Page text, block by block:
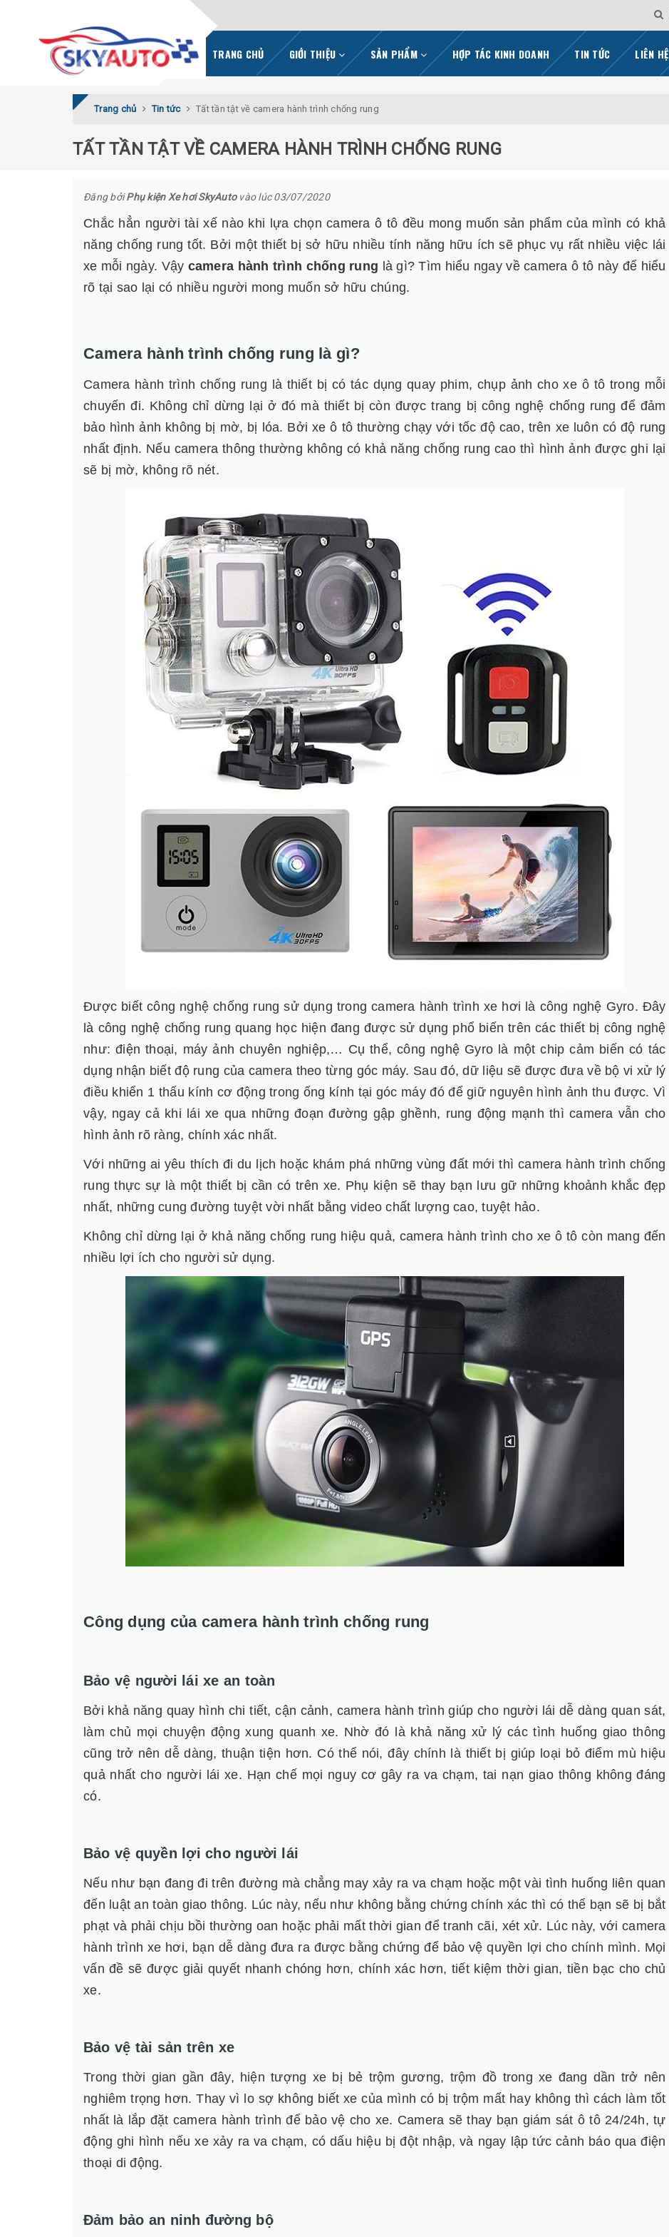
TRANG CHỦ GIỚI THIỆU SẢN PHẨM HỢP TÁC KINH DOANH TIN TỨC LIÊN HỆ
Trang chủ Tin tức Tất tần tật về camera hành trình chống rung
TẤT TẦN TẬT VỀ CAMERA HÀNH TRÌNH CHỐNG RUNG
Đăng bởiPhụ kiện Xe hơi SkyAutovào lúc 03/07/2020
Chắc hẳn người tài xế nào khi lựa chọn camera ô tô đều mong muốn sản phẩm của mình có khả
năng chống rung tốt. Bởi một thiết bị sở hữu nhiều tính năng hữu ích sẽ phục vụ rất nhiều việc lái
xe mỗi ngày. Vậy camera hành trình chống rung là gì? Tìm hiểu ngay về camera ô tô này để hiểu
rõ tại sao lại có nhiều người mong muốn sở hữu chúng.
Camera hành trình chống rung là gì?
Camera hành trình chống rung là thiết bị có tác dụng quay phim, chụp ảnh cho xe ô tô trong mỗi
chuyến đi. Không chỉ dừng lại ở đó mà thiết bị còn được trang bị công nghệ chống rung để đảm
bảo hình ảnh không bị mờ, bị lóa. Bởi xe ô tô thường chạy với tốc độ cao, trên xe luôn có độ rung
nhất định. Nếu camera thông thường không có khả năng chống rung cao thì hình ảnh được ghi lại
sẽ bị mờ, không rõ nét.
Được biết công nghệ chống rung sử dụng trong camera hành trình xe hơi là công nghệ Gyro. Đây
là công nghệ chống rung quang học hiện đang được sử dụng phổ biến trên các thiết bị công nghệ
như: điện thoại, máy ảnh chuyên nghiệp,… Cụ thể, công nghệ Gyro là một chip cảm biến có tác
dụng nhận biết độ rung của camera theo từng góc máy. Sau đó, dữ liệu sẽ được đưa về bộ vi xử lý
điều khiển 1 thấu kính cơ động trong ống kính tại góc máy đó để giữ nguyên hình ảnh thu được. Vì
vậy, ngay cả khi lái xe qua những đoạn đường gập ghềnh, rung động mạnh thì camera vẫn cho
hình ảnh rõ ràng, chính xác nhất.
Với những ai yêu thích đi du lịch hoặc khám phá những vùng đất mới thì camera hành trình chống
rung thực sự là một thiết bị cần có trên xe. Phụ kiện sẽ thay bạn lưu gữ những khoảnh khắc đẹp
nhất, những cung đường tuyệt vời nhất bằng video chất lượng cao, tuyệt hảo.
Không chỉ dừng lại ở khả năng chống rung hiệu quả, camera hành trình cho xe ô tô còn mang đến
nhiều lợi ích cho người sử dụng.
Công dụng của camera hành trình chống rung
Bảo vệ người lái xe an toàn
Bởi khả năng quay hình chi tiết, cận cảnh, camera hành trình giúp cho người lái dễ dàng quan sát,
làm chủ mọi chuyện động xung quanh xe. Nhờ đó là khả năng xử lý các tình huống giao thông
cũng trở nên dễ dàng, thuận tiện hơn. Có thể nói, đây chính là thiết bị giúp loại bỏ điểm mù hiệu
quả nhất cho người lái xe. Hạn chế mọi nguy cơ gây ra va chạm, tai nạn giao thông không đáng
có.
Bảo vệ quyền lợi cho người lái
Nếu như bạn đang đi trên đường mà chẳng may xảy ra va chạm hoặc một vài tình huống liên quan
đến luật an toàn giao thông. Lúc này, nếu như không bằng chứng chính xác thì có thể bạn sẽ bị bắt
phạt và phải chịu bồi thường oan hoặc phải mất thời gian để tranh cãi, xét xử. Lúc này, với camera
hành trình xe hơi, bạn dễ dàng đưa ra được bằng chứng để bảo vệ quyền lợi cho chính mình. Mọi
vấn đề sẽ được giải quyết nhanh chóng hơn, chính xác hơn, tiết kiệm thời gian, tiền bạc cho chủ
xe.
Bảo vệ tài sản trên xe
Trong thời gian gần đây, hiện tượng xe bị bẻ trộm gương, trộm đồ trong xe đang dần trở nên
nghiêm trọng hơn. Thay vì lo sợ không biết xe của mình có bị trộm mất hay không thì cách làm tốt
nhất là lắp đặt camera hành trình để bảo vệ cho xe. Camera sẽ thay bạn giám sát ô tô 24/24h, tự
động ghi hình nếu xe xảy ra va chạm, có dấu hiệu bị đột nhập, và ngay lập tức cảnh báo qua điện
thoại di động.
Đảm bảo an ninh đường bộ